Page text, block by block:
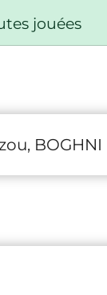
jouées
BOGHNI